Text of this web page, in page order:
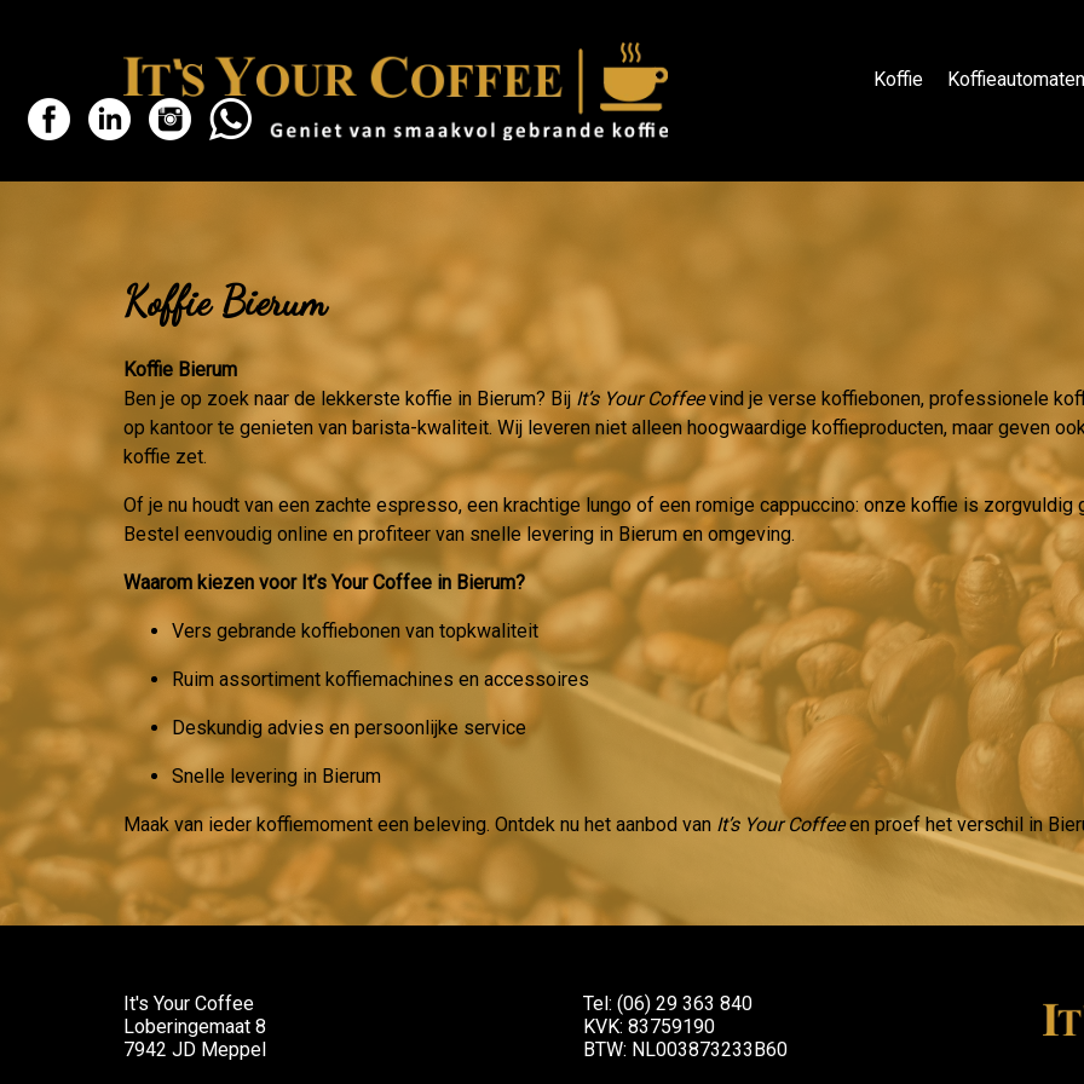
Koffie Koffieautomaten
Koffie Bierum
Koffie Bierum
Ben je op zoek naar de lekkerste koffie in Bierum? Bij It’s Your Coffeevind je verse koffiebonen, professionele
op kantoor te genieten van barista-kwaliteit. Wij leveren niet alleen hoogwaardige koffieproducten, maar geven
koffie zet.
Of je nu houdt van een zachte espresso, een krachtige lungo of een romige cappuccino: onze koffie is
Bestel eenvoudig online en profiteer van snelle levering in Bierum en omgeving.
Waarom kiezen voor It’s Your Coffee in Bierum?
Vers gebrande koffiebonen van topkwaliteit
Ruim assortiment koffiemachines en accessoires
Deskundig advies en persoonlijke service
Snelle levering in Bierum
Maak van ieder koffiemoment een beleving. Ontdek nu het aanbod van It’s Your Coffeeen proef het verschil in
It's Your Coffee
Loberingemaat 8
7942 JD Meppel
Tel: (06) 29 363 840
KVK: 83759190
BTW: NL003873233B60